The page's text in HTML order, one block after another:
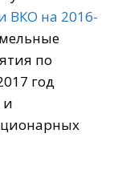
ВКО на 2016-
по
год
и